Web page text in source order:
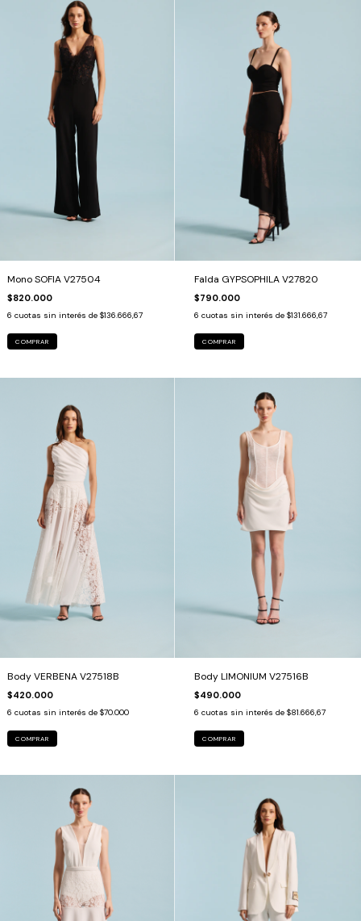
Mono SOFIA V27504
$820.000
6 cuotas sin interés de $136.666,67
COMPRAR
Falda GYPSOPHILA V27820
$790.000
6 cuotas sin interés de $131.666,67
COMPRAR
Body VERBENA V27518B
$420.000
6 cuotas sin interés de $70.000
COMPRAR
Body LIMONIUM V27516B
$490.000
6 cuotas sin interés de $81.666,67
COMPRAR